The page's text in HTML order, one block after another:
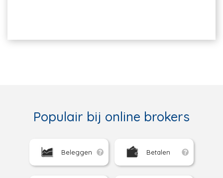
Populair bij online brokers
Beleggen Betalen